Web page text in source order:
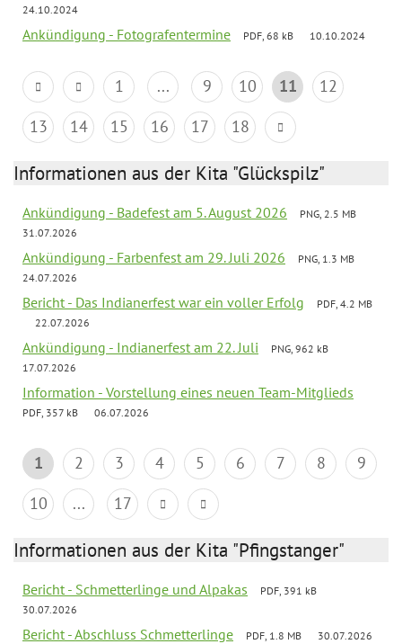
24.10.2024
Ankündigung - Fotografentermine PDF, 68 kB 10.10.2024
1 ... 9 10 11
12
13
14 15 16 17 18
Informationen aus der Kita "Glückspilz"
Ankündigung - Badefest am 5. August 2026
PNG, 2.5 MB
31.07.2026
Ankündigung - Farbenfest am 29. Juli 2026
PNG, 1.3 MB
24.07.2026
Bericht - Das Indianerfest war ein voller Erfolg
PDF, 4.2 MB
22.07.2026
Ankündigung - Indianerfest am 22. Juli
PNG, 962 kB
17.07.2026
Information - Vorstellung eines neuen Team-Mitglieds
PDF, 357 kB 06.07.2026
1 2 3 4 5 6 7 8
9
10
... 17
Informationen aus der Kita "Pfingstanger"
Bericht - Schmetterlinge und Alpakas
PDF, 391 kB
30.07.2026
Bericht - Abschluss Schmetterlinge PDF, 1.8 MB 30.07.2026